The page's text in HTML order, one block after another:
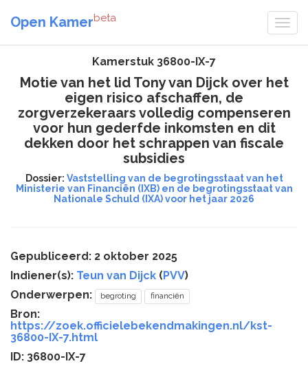
Open Kamerbeta
Kamerstuk 36800-IX-7
Motie van het lid Tony van Dijck over het
eigen risico afschaffen, de
zorgverzekeraars volledig compenseren
voor hun gederfde inkomsten en dit
dekken door het schrappen van fiscale
subsidies
Dossier: Vaststelling van de begrotingsstaat van het
Ministerie van Financiën (IXB) en de begrotingsstaat van
Nationale Schuld (IXA) voor het jaar 2026
Gepubliceerd: 2 oktober 2025
Indiener(s): Teun van Dijck (PVV)
Onderwerpen:
begroting financiën
Bron:
https://zoek.officielebekendmakingen.nl/kst-
36800-IX-7.html
ID: 36800-IX-7